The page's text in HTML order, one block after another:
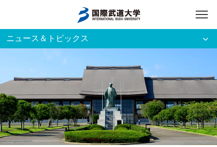
アクセス 入試資料請求
ご利用者別
ホーム
大学案内
ニュース＆トピックス